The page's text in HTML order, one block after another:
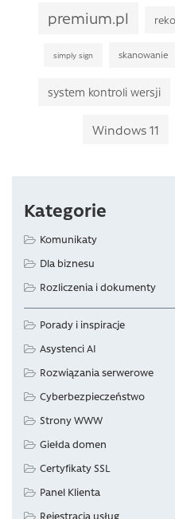
premium.pl
simply sign skanowanie
system kontroli wersji
Windows 11
Kategorie
Komunikaty
Dla biznesu
Rozliczenia i dokumenty
Porady i inspiracje
Asystenci AI
Rozwiązania serwerowe
Cyberbezpieczeństwo
Strony WWW
Giełda domen
Certyfikaty SSL
Panel Klienta
Rejestracja usług